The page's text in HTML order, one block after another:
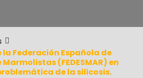
la Federación Española de
(FEDESMAR) en
de la silicosis.